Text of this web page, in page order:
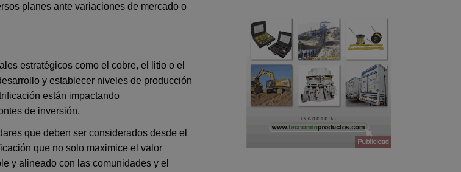
planes ante variaciones de mercado o
estratégicos como el cobre, el litio o el
y establecer niveles de producción
están impactando
de inversión.
que deben ser considerados desde el
que no solo maximice el valor
y alineado con las comunidades y el
Publicidad